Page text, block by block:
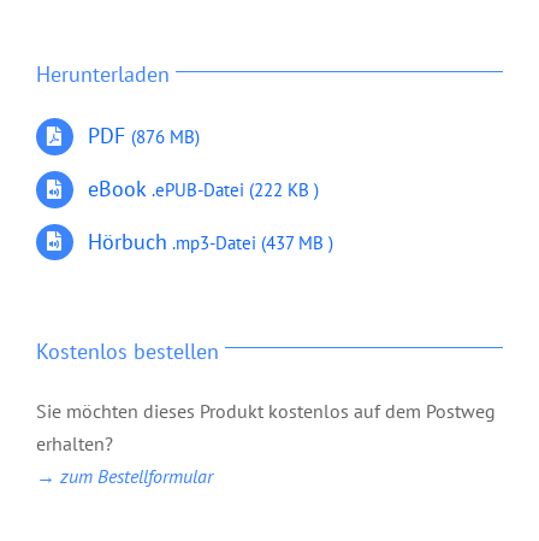
Herunterladen
PDF (876 MB)
eBook .ePUB-Datei (222 KB )
Hörbuch .mp3-Datei (437 MB )
Kostenlos bestellen
Sie möchten dieses Produkt kostenlos auf dem Postweg
erhalten?
→ zum Bestellformular